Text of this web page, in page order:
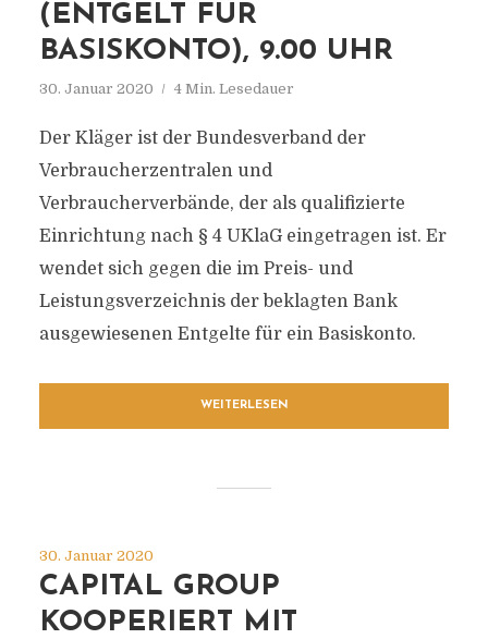
(ENTGELT FÜR
BASISKONTO), 9.00 UHR
30. Januar 2020 4 Min. Lesedauer
Der Kläger ist der Bundesverband der
Verbraucherzentralen und
Verbraucherverbände, der als qualifizierte
Einrichtung nach § 4 UKlaG eingetragen ist. Er
wendet sich gegen die im Preis- und
Leistungsverzeichnis der beklagten Bank
ausgewiesenen Entgelte für ein Basiskonto.
WEITERLESEN
30. Januar 2020
CAPITAL GROUP
KOOPERIERT MIT